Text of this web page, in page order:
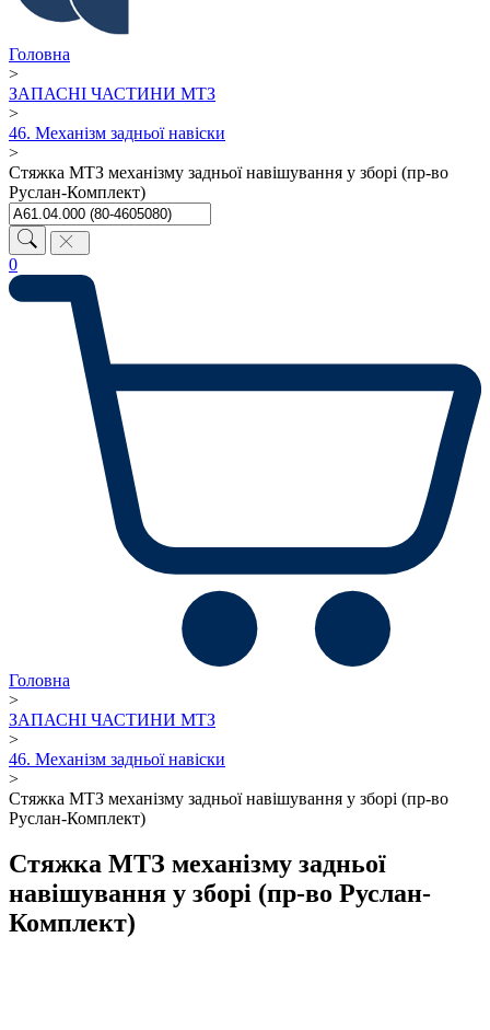
Головна
>
ЗАПАСНІ ЧАСТИНИ МТЗ
>
46. Механізм задньої навіски
>
Стяжка МТЗ механізму задньої навішування у зборі (пр-во
Руслан-Комплект)
0
Головна
>
ЗАПАСНІ ЧАСТИНИ МТЗ
>
46. Механізм задньої навіски
>
Стяжка МТЗ механізму задньої навішування у зборі (пр-во
Руслан-Комплект)
Стяжка МТЗ механізму задньої
навішування у зборі (пр-во Руслан-
Комплект)